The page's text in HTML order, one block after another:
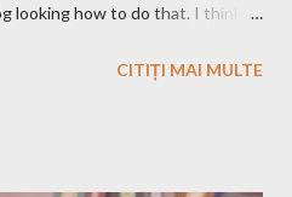
looking how to do that. I think
you to play it also in Linux,
CITIȚI MAI MULTE